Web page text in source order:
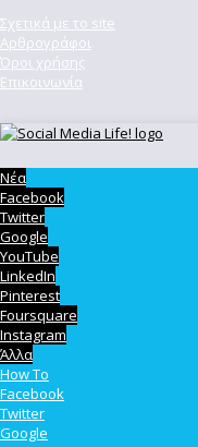
Σχετικά με το site
Αρθρογράφοι
Όροι χρήσης
Επικοινωνία
Νέα
Facebook
Twitter
Google
YouTube
LinkedIn
Pinterest
Foursquare
Instagram
Άλλα
How To
Facebook
Twitter
Google